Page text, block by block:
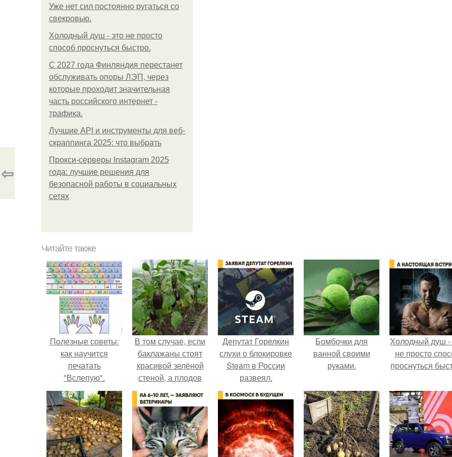
Уже нет сил постоянно ругаться со
свекровью.
Холодный душ - это не просто
способ проснуться быстро.
С 2027 года Финляндия перестанет
обслуживать опоры ЛЭП, через
которые проходит значительная
часть российского интернет -
трафика.
Лучшие API и инструменты для веб-
скраппинга 2025: что выбрать
Прокси-серверы Instagram 2025
года: лучшие решения для
безопасной работы в социальных
сетях
⇦
Читайте также
Полезные советы:
как научится
печатать
"Вслепую".
В том случае, если
баклажаны стоят
красивой зелёной
стеной, а плодов
почти не видно -
радоваться тут
нечему.
Депутат Горелкин
слухи о блокировке
Steam в России
развеял.
Бомбочки для
ванной своими
руками.
Холодный душ -
не просто
проснуться